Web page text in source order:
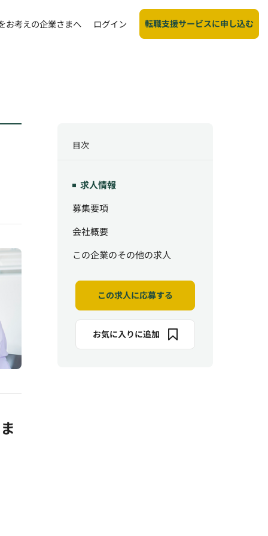
お考えの企業さまへ ログイン 転職支援サービスに申し込む
目次
求人情報
募集要項
会社概要
この企業のその他の求人
この求人に応募する
お気に入りに追加